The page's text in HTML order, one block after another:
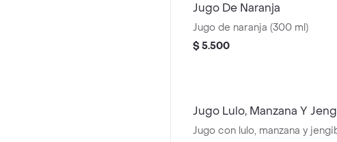
Jugo De Naranja
Jugo de naranja (300 ml)
$ 5.500
Jugo Lulo, Manzana Y
Jugo con lulo, manzana y